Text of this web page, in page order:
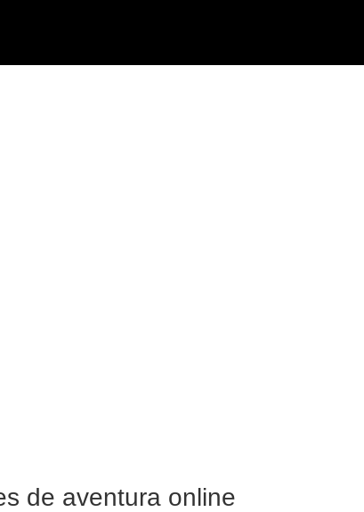
de aventura online